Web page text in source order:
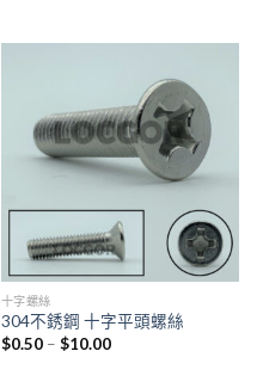
十字螺絲
304不銹鋼 十字平頭螺絲
$0.50– $10.00